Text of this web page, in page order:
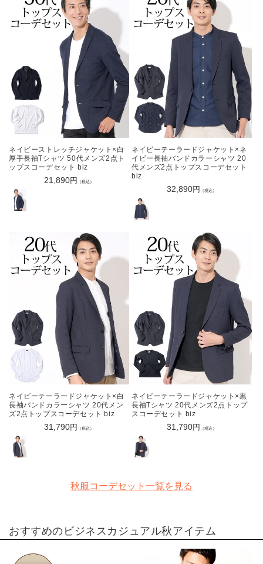
ネイビーストレッチジャケット×白
厚手長袖Tシャツ 50代メンズ2点ト
ップスコーデセット biz
通
21,890円 （税込）
ネイビーテーラードジャケット×ネ
イビー長袖バンドカラーシャツ 20
代メンズ2点トップスコーデセット
biz
通
32,890円 （税込）
ネイビーテーラードジャケット×白
長袖バンドカラーシャツ 20代メン
ズ2点トップスコーデセット biz
通
31,790円 （税込）
ネイビーテーラードジャケット×黒
長袖Tシャツ 20代メンズ2点トップ
スコーデセット biz
通
31,790円 （税込）
秋服コーデセット一覧を見る
おすすめの ビジネスカジュアル秋アイテム